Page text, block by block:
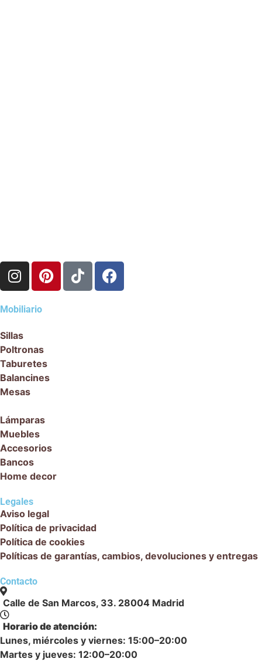
Mobiliario
Sillas
Poltronas
Taburetes
Balancines
Mesas
Lámparas
Muebles
Accesorios
Bancos
Home decor
Legales
Aviso legal
Política de privacidad
Política de cookies
Políticas de garantías, cambios, devoluciones y entregas
Contacto
Calle de San Marcos, 33. 28004 Madrid
Horario de atención:
Lunes, miércoles y viernes: 15:00–20:00
Martes y jueves: 12:00–20:00